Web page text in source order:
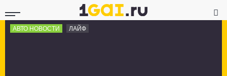
АВТО НОВОСТИ ЛАЙФ